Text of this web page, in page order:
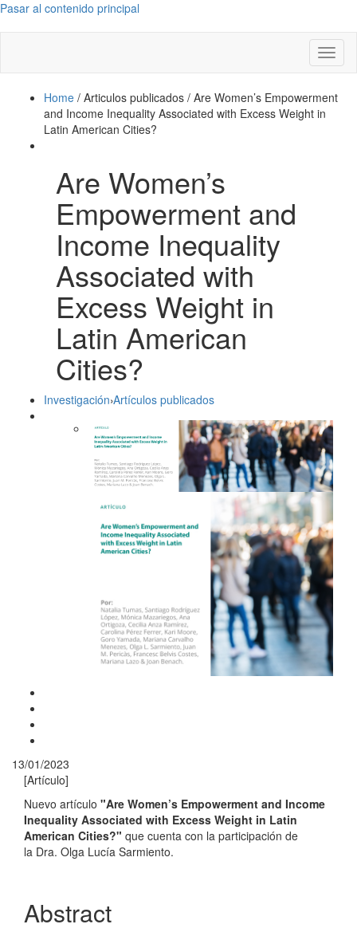
Pasar al contenido principal
Home / Articulos publicados / Are Women’s Empowerment
and Income Inequality Associated with Excess Weight in
Latin American Cities?
Are Women’s
Empowerment and
Income Inequality
Associated with
Excess Weight in
Latin American
Cities?
Investigación›Artículos publicados
13/01/2023
[Artículo]
Nuevo artículo "Are Women’s Empowerment and Income
Inequality Associated with Excess Weight in Latin
American Cities?" que cuenta con la participación de
la Dra. Olga Lucía Sarmiento.
Abstract